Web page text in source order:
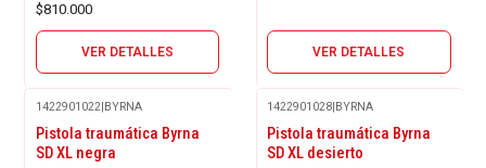
$810.000
VER DETALLES VER DETALLES
1422901022|BYRNA
Pistola traumática Byrna
SD XL negra
1422901028|BYRNA
Pistola traumática Byrna
SD XL desierto